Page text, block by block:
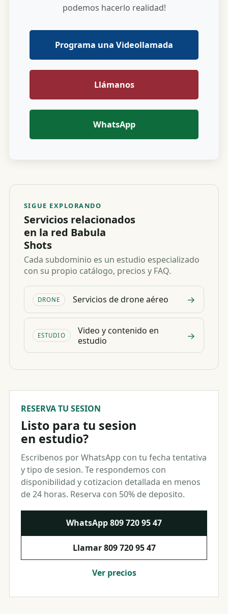
podemos hacerlo realidad!
Programa una Videollamada
Llámanos
WhatsApp
SIGUE EXPLORANDO
Servicios relacionados
en la red Babula
Shots
Cada subdominio es un estudio especializado
con su propio catálogo, precios y FAQ.
DRONE Servicios de drone aéreo →
ESTUDIO
Video y contenido en
estudio
→
RESERVA TU SESION
Listo para tu sesion
en estudio?
Escribenos por WhatsApp con tu fecha tentativa
y tipo de sesion. Te respondemos con
disponibilidad y cotizacion detallada en menos
de 24 horas. Reserva con 50% de deposito.
WhatsApp809 720 95 47
Llamar809 720 95 47
Ver precios